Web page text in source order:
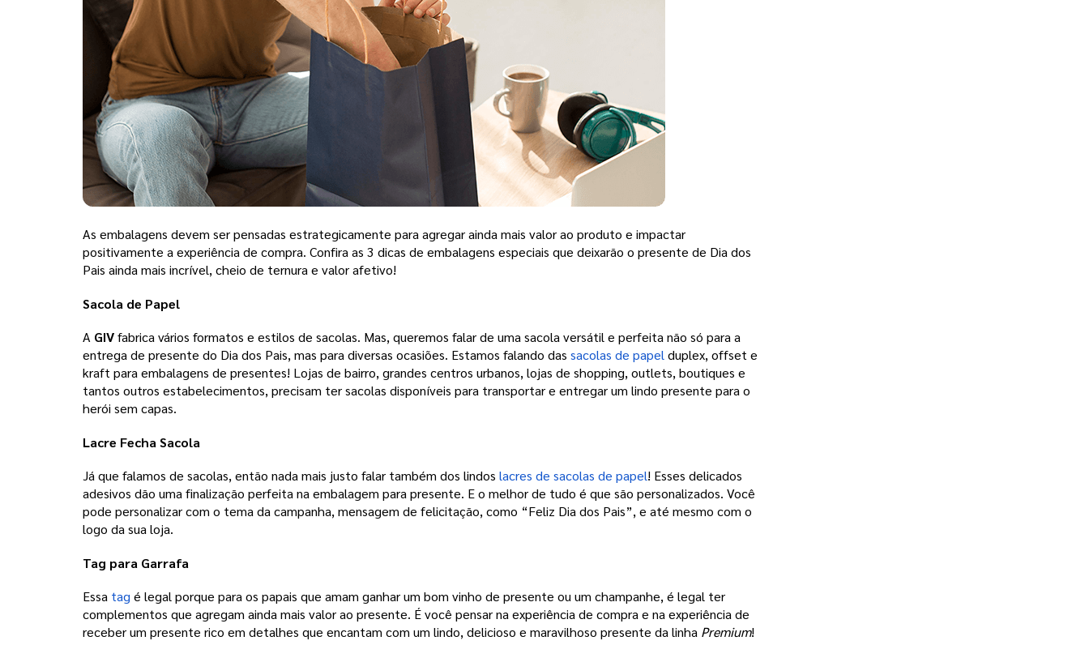
As embalagens devem ser pensadas estrategicamente para agregar ainda mais valor ao produto e impactar
positivamente a experiência de compra. Confira as 3 dicas de embalagens especiais que deixarão o presente de Dia dos
Pais ainda mais incrível, cheio de ternura e valor afetivo!
Sacola de Papel
A GIV fabrica vários formatos e estilos de sacolas. Mas, queremos falar de uma sacola versátil e perfeita não só para a
entrega de presente do Dia dos Pais, mas para diversas ocasiões. Estamos falando das sacolas de papel duplex, offset e
kraft para embalagens de presentes! Lojas de bairro, grandes centros urbanos, lojas de shopping, outlets, boutiques e
tantos outros estabelecimentos, precisam ter sacolas disponíveis para transportar e entregar um lindo presente para o
herói sem capas.
Lacre Fecha Sacola
Já que falamos de sacolas, então nada mais justo falar também dos lindos lacres de sacolas de papel! Esses delicados
adesivos dão uma finalização perfeita na embalagem para presente. E o melhor de tudo é que são personalizados. Você
pode personalizar com o tema da campanha, mensagem de felicitação, como “Feliz Dia dos Pais”, e até mesmo com o
logo da sua loja.
Tag para Garrafa
Essa tag é legal porque para os papais que amam ganhar um bom vinho de presente ou um champanhe, é legal ter
complementos que agregam ainda mais valor ao presente. É você pensar na experiência de compra e na experiência de
receber um presente rico em detalhes que encantam com um lindo, delicioso e maravilhoso presente da linha Premium!